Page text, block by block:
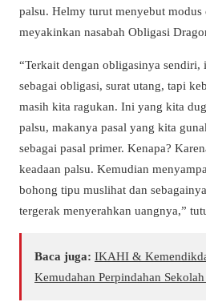
palsu. Helmy turut menyebut modus
meyakinkan nasabah Obligasi
“Terkait dengan obligasinya sendiri,
sebagai obligasi, surat utang, tapi
masih kita ragukan. Ini yang kita
palsu, makanya pasal yang kita
sebagai pasal primer. Kenapa?
keadaan palsu. Kemudian
bohong tipu muslihat dan
tergerak menyerahkan uangnya,”
Baca juga: IKAHI &
Kemudahan Perpindahan